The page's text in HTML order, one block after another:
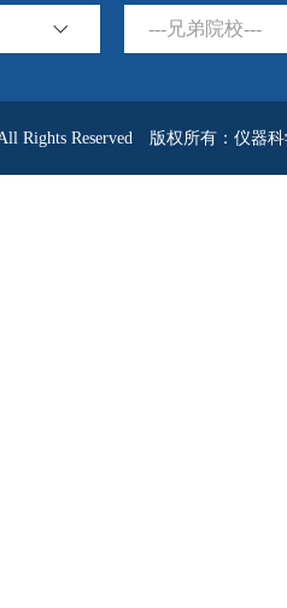
---兄弟院校---
Rights Reserved 版权所有：仪器